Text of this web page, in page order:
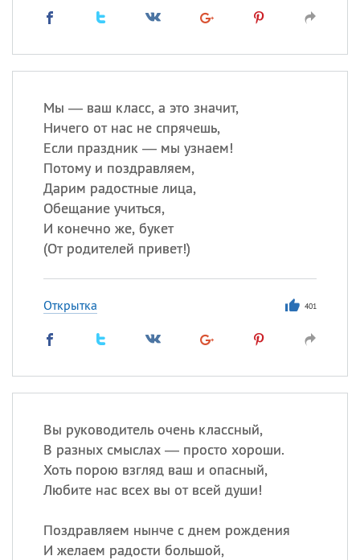
Мы — ваш класс, а это значит,
Ничего от нас не спрячешь,
Если праздник — мы узнаем!
Потому и поздравляем,
Дарим радостные лица,
Обещание учиться,
И конечно же, букет
(От родителей привет!)
Открытка 401
Вы руководитель очень классный,
В разных смыслах — просто хороши.
Хоть порою взгляд ваш и опасный,
Любите нас всех вы от всей души!
Поздравляем нынче с днем рождения
И желаем радости большой,